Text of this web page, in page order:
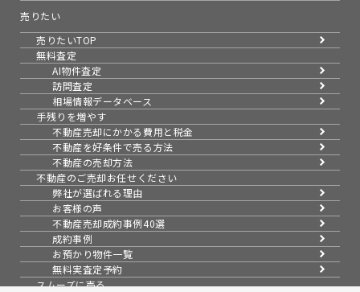
売りたい
売りたいTOP
無料査定
AI物件査定
訪問査定
相場情報データベース
手残りを増やす
不動産売却にかかる費用と税金
不動産を好条件で売る方法
不動産の売却方法
不動産のご売却お任せください
弊社が選ばれる理由
お客様の声
不動産売却成約事例40選
成約事例
お預かり物件一覧
無料実査定予約
スムーズに売る